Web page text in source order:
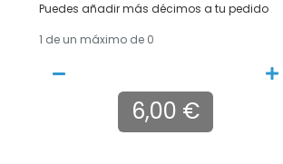
Puedes añadir más décimos a tu pedido
1 de un máximo de 0
6,00 €